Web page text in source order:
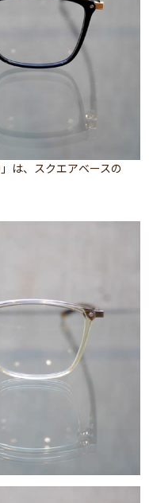
は、スクエアベースの